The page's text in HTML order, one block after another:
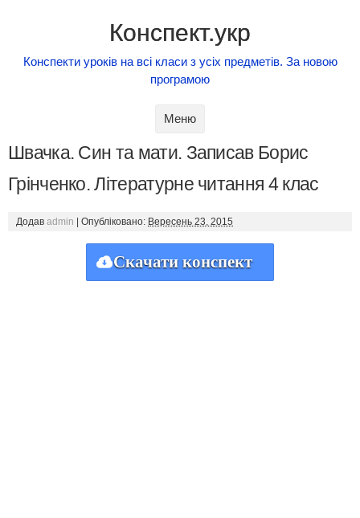
Конспект.укр
Конспекти уроків на всі класи з усіх предметів. За новою
програмою
Меню
Швачка. Син та мати. Записав Борис
Грінченко. Літературне читання 4 клас
Додав admin Опубліковано: Вересень 23, 2015
Скачати конспект